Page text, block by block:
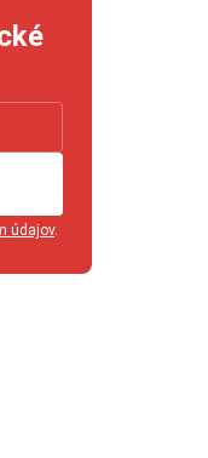
údajov.